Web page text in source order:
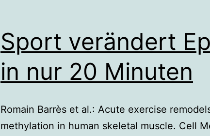
Sport verändert
in nur 20 Minuten
Romain Barrès et al.: Acute exercise
methylation in human skeletal muscle. Cell